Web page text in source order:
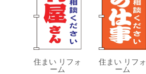
住まい リフォ
ーム
住まい リフォ
ーム